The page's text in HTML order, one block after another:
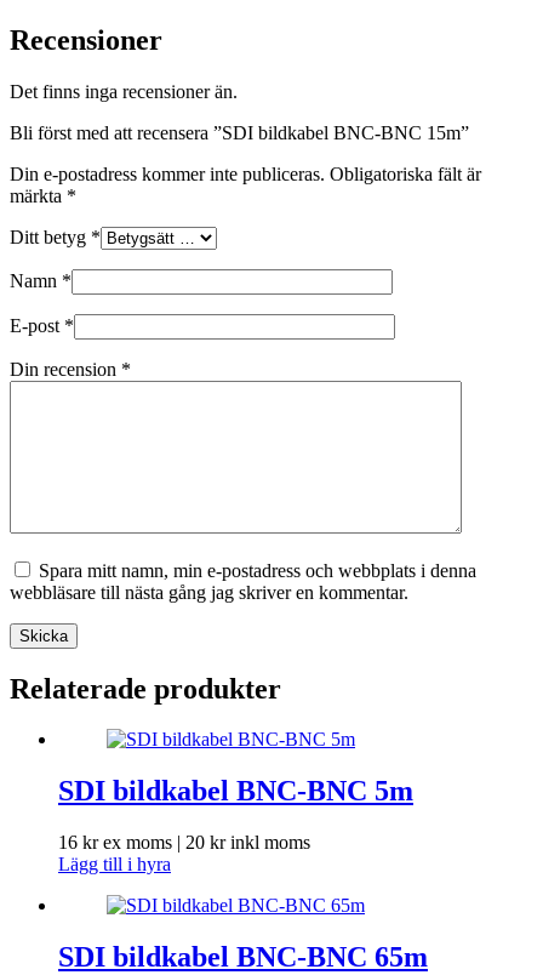
Recensioner
Det finns inga recensioner än.
Bli först med att recensera ”SDI bildkabel BNC-BNC 15m”
Din e-postadress kommer inte publiceras. Obligatoriska fält är
märkta *
Ditt betyg *
Namn *
E-post *
Din recension *
Spara mitt namn, min e-postadress och webbplats i denna
webbläsare till nästa gång jag skriver en kommentar.
Skicka
Relaterade produkter
SDI bildkabel BNC-BNC 5m
16 krex moms | 20 krinkl moms
Lägg till i hyra
SDI bildkabel BNC-BNC 65m